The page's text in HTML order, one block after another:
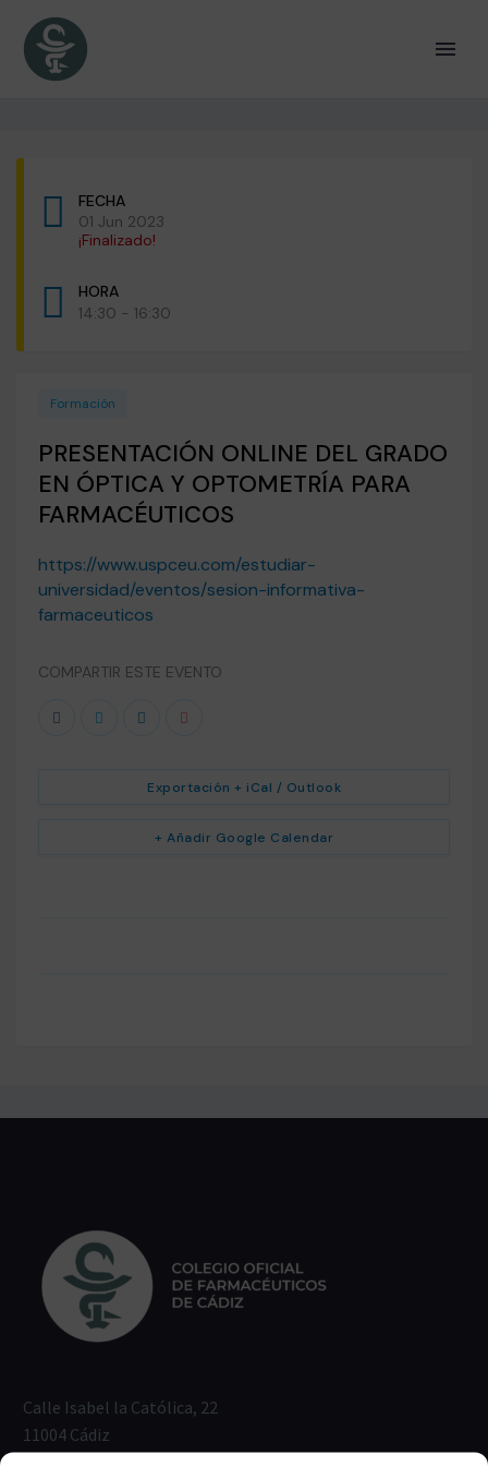
FECHA
01 Jun 2023
¡Finalizado!
HORA
14:30 - 16:30
Formación
PRESENTACIÓN ONLINE DEL GRADO
EN ÓPTICA Y OPTOMETRÍA PARA
FARMACÉUTICOS
https://www.uspceu.com/estudiar-
universidad/eventos/sesion-informativa-
farmaceuticos
COMPARTIR ESTE EVENTO
+ Añadir Google Calendar
Exportación + iCal / Outlook
Calle Isabel la Católica, 22
11004 Cádiz